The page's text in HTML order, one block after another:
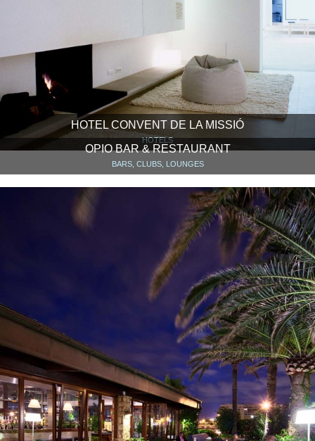
HOTEL CONVENT DE LA MISSIÓ
HOTELS
OPIO BAR & RESTAURANT
BARS, CLUBS, LOUNGES